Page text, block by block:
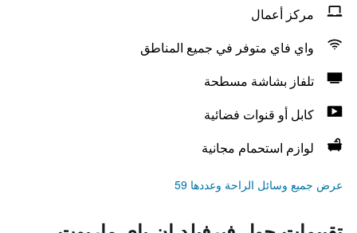
مركز أعمال
واي فاي متوفر في جميع المناطق
تلفاز بشاشة مسطحة
كابل أو قنوات فضائية
لوازم استحمام مجانية
عرض جميع وسائل الراحة وعددها 59